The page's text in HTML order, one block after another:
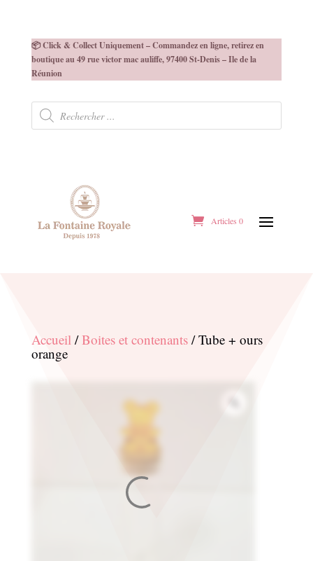
📦 Click & Collect Uniquement – Commandez en ligne, retirez en
boutique au 49 rue victor mac auliffe, 97400 St-Denis – Ile de la
Réunion
Recherche
produits
Articles 0
Accueil/Boites et contenants/ Tube + ours
orange